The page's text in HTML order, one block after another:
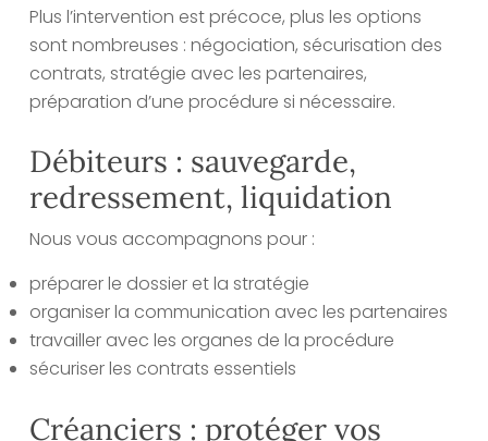
Plus l’intervention est précoce, plus les options
sont nombreuses : négociation, sécurisation des
contrats, stratégie avec les partenaires,
préparation d’une procédure si nécessaire.
Débiteurs : sauvegarde,
redressement, liquidation
Nous vous accompagnons pour :
préparer le dossier et la stratégie
organiser la communication avec les partenaires
travailler avec les organes de la procédure
sécuriser les contrats essentiels
Créanciers : protéger vos